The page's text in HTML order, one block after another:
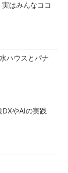
はみんなココ
ハウスとパナ
やAIの実践